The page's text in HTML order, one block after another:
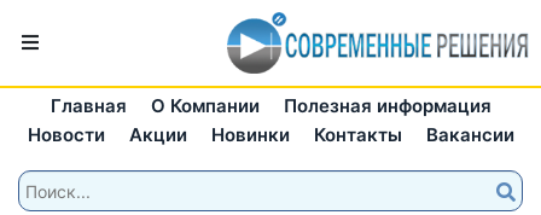
Главная О Компании
Полезная информация
Новости
Акции Новинки Контакты Вакансии